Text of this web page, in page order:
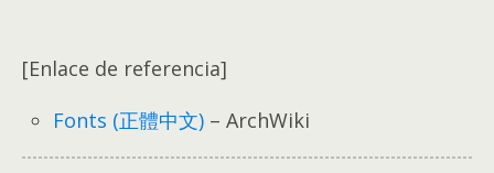
[Enlace de referencia]
Fonts (正體中文) –ArchWiki